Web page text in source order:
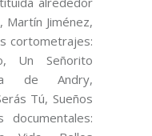
Jiménez,
cortometrajes:
Un Señorito
de Andry,
Tú, Sueños